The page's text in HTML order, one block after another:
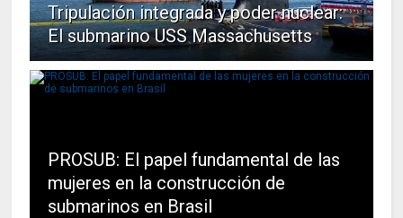
Tripulación integrada y poder nuclear:
El submarino USS Massachusetts
PROSUB: El papel fundamental de las
mujeres en la construcción de
submarinos en Brasil